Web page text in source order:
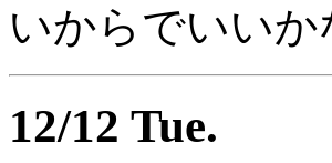
いからでいいか
12/12 Tue.